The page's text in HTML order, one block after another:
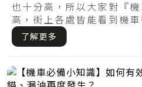
也十分高，所以大家對『
高，街上各處皆能看到機
車族.....
了解更多